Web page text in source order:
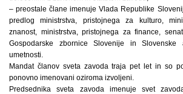
– preostale člane imenuje Vlada Republike
predlog ministrstva, pristojnega za kulturo,
znanost, ministrstva, pristojnega za finance,
Gospodarske zbornice Slovenije in Slovenske
umetnosti.
Mandat članov sveta zavoda traja pet let in so
ponovno imenovani oziroma izvoljeni.
Predsednika sveta zavoda imenuje svet